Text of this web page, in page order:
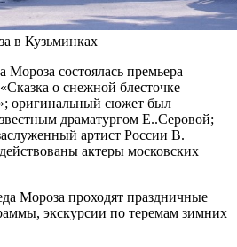
в Кузьминках
Мороза состоялась премьера
о снежной блесточке
оригинальный сюжет был
драматургом Е..Серовой;
артист России В.
актеры московских
Мороза проходят праздничные
экскурсии по теремам зимних